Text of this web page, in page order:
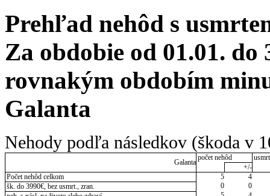
Prehľad nehôd s
Za obdobie od 01.01. do
rovnakým obdobím
Galanta
Nehody podľa následkov (škoda v
Galanta
počet nehôd
+/-
Počet nehôd celkom
5
4
šk. do 3990€, bez usmrt., zran.
0
0